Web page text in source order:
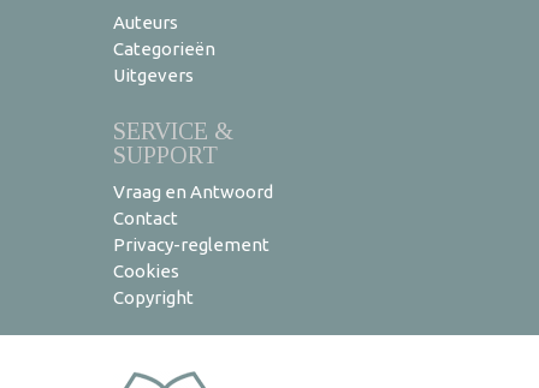
Auteurs
Categorieën
Uitgevers
SERVICE &
SUPPORT
Vraag en Antwoord
Contact
Privacy-reglement
Cookies
Copyright